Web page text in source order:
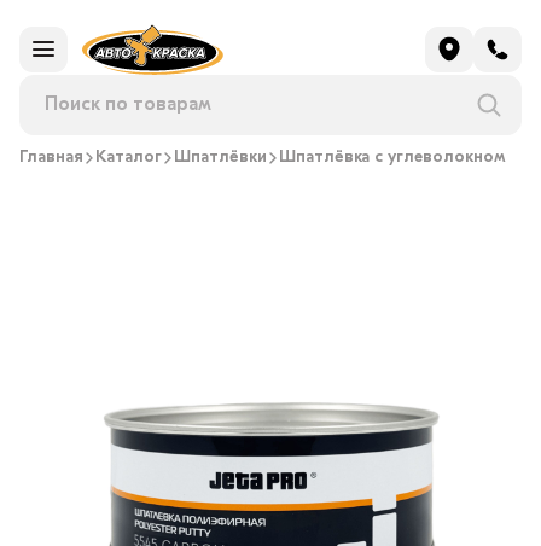
Главная Каталог Шпатлёвки Шпатлёвка с углеволокном